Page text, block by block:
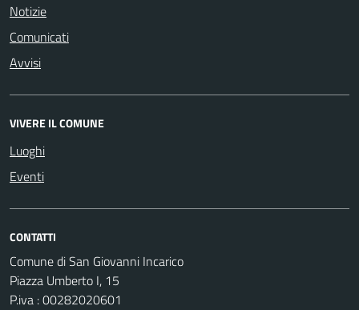
Notizie
Comunicati
Avvisi
VIVERE IL COMUNE
Luoghi
Eventi
CONTATTI
Comune di San Giovanni Incarico
Piazza Umberto I, 15
P.iva : 00282020601